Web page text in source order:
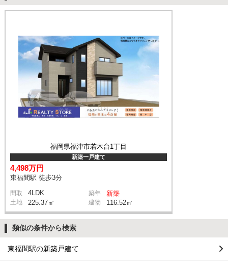
福岡県福津市若木台1丁目
新築一戸建て
4,498万円
東福間駅 徒歩3分
間取 4LDK 築年 新築
土地 225.37㎡ 建物 116.52㎡
類似の条件から検索
東福間駅の新築戸建て